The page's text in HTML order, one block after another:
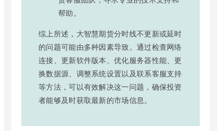
帮助。
综上所述，大智慧期货分时线不更新或延时
的问题可能由多种因素导致。通过检查网络
连接、更新软件版本、优化服务器性能、更
换数据源、调整系统设置以及联系客服支持
等方法，可以有效解决这一问题，确保投资
者能够及时获取最新的市场信息。